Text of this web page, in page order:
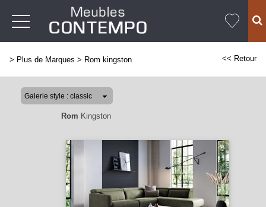
> Plus de Marques > Rom kingston << Retour
Rom Kingston